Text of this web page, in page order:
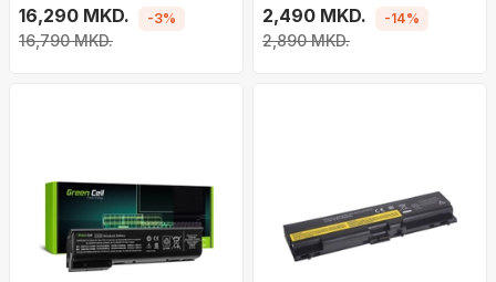
16,290 MKD.
16,790 MKD.
-3% 2,490 MKD.
2,890 MKD.
-14%